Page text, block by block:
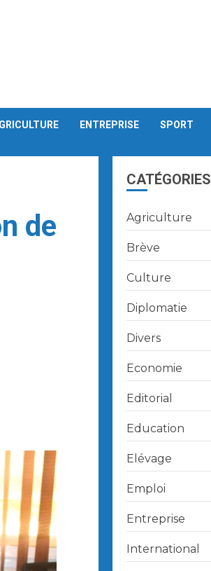
ENTREPRISE SPORT
de
CATÉGORIES
Agriculture
Brève
Culture
Diplomatie
Divers
Economie
Editorial
Education
Elévage
Emploi
Entreprise
International